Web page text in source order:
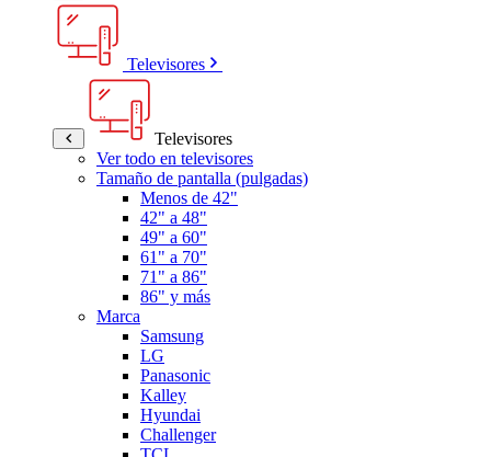
Televisores
Televisores
Ver todo en televisores
Tamaño de pantalla (pulgadas)
Menos de 42"
42" a 48"
49" a 60"
61" a 70"
71" a 86"
86" y más
Marca
Samsung
LG
Panasonic
Kalley
Hyundai
Challenger